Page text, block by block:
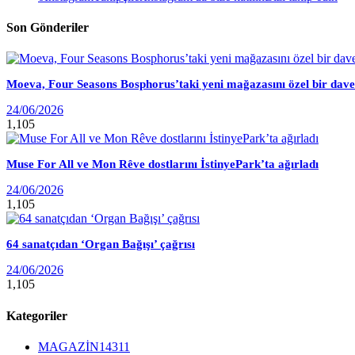
Son Gönderiler
Moeva, Four Seasons Bosphorus’taki yeni mağazasını özel bir
24/06/2026
1,105
Muse For All ve Mon Rêve dostlarını İstinyePark’ta ağırladı
24/06/2026
1,105
64 sanatçıdan ‘Organ Bağışı’ çağrısı
24/06/2026
1,105
Kategoriler
MAGAZİN14311